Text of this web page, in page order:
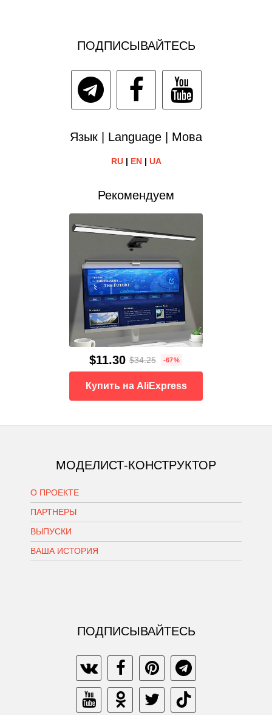
ПОДПИСЫВАЙТЕСЬ
Язык | Language | Мова
RU| EN| UA
Рекомендуем
$11.30 $34.25 -67%
Купить на AliExpress
МОДЕЛИСТ-КОНСТРУКТОР
О ПРОЕКТЕ
ПАРТНЕРЫ
ВЫПУСКИ
ВАША ИСТОРИЯ
ПОДПИСЫВАЙТЕСЬ